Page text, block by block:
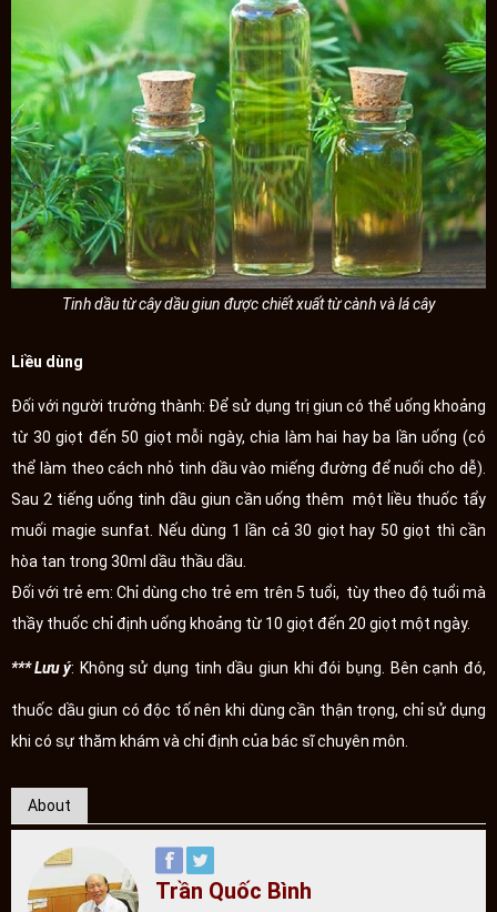
Tinh dầu từ cây dầu giun được chiết xuất từ cành và lá cây
Liều dùng
Đối với người trưởng thành: Để sử dụng trị giun có thể uống khoảng
từ 30 giọt đến 50 giọt mỗi ngày, chia làm hai hay ba lần uống (có
thể làm theo cách nhỏ tinh dầu vào miếng đường để nuối cho dễ).
Sau 2 tiếng uống tinh dầu giun cần uống thêm một liều thuốc tẩy
muối magie sunfat. Nếu dùng 1 lần cả 30 giọt hay 50 giọt thì cần
hòa tan trong 30ml dầu thầu dầu.
Đối với trẻ em: Chỉ dùng cho trẻ em trên 5 tuổi, tùy theo độ tuổi mà
thầy thuốc chỉ định uống khoảng từ 10 giọt đến 20 giọt một ngày.
*** Lưu ý: Không sử dụng tinh dầu giun khi đói bụng. Bên cạnh đó,
thuốc dầu giun có độc tố nên khi dùng cần thận trọng, chỉ sử dụng
khi có sự thăm khám và chỉ định của bác sĩ chuyên môn.
About
Trần Quốc Bình